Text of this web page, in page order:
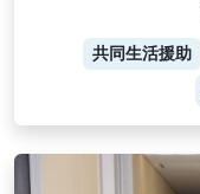
共同生活援助